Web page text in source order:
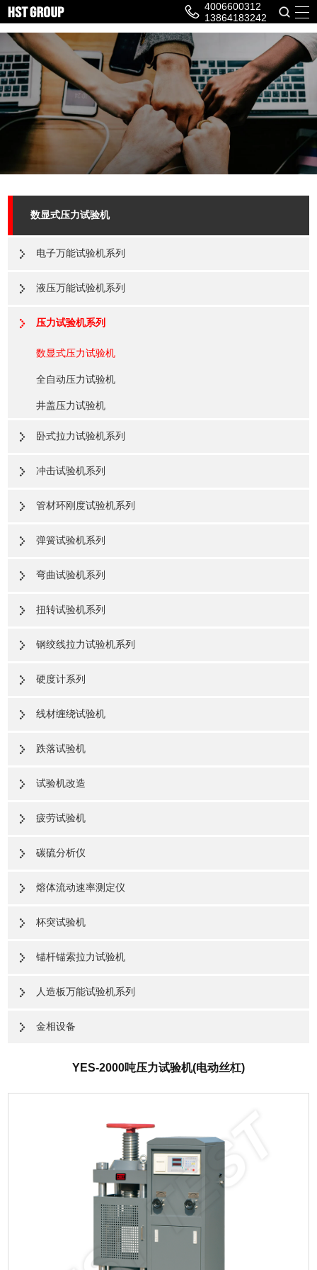
4006600312
13864183242
数显式压力试验机
电子万能试验机系列
液压万能试验机系列
压力试验机系列
数显式压力试验机
全自动压力试验机
井盖压力试验机
卧式拉力试验机系列
冲击试验机系列
管材环刚度试验机系列
弹簧试验机系列
弯曲试验机系列
扭转试验机系列
钢绞线拉力试验机系列
硬度计系列
线材缠绕试验机
跌落试验机
试验机改造
疲劳试验机
碳硫分析仪
熔体流动速率测定仪
杯突试验机
锚杆锚索拉力试验机
人造板万能试验机系列
金相设备
YES-2000吨压力试验机(电动丝杠)